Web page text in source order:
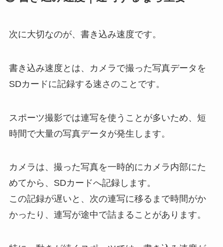
次に大切なのが、書き込み速度です。
書き込み速度とは、カメラで撮った写真データを
SDカードに記録する速さのことです。
スポーツ撮影では連写を使うことが多いため、短
時間で大量の写真データが発生します。
カメラは、撮った写真を一時的にカメラ内部にた
めてから、SDカードへ記録します。
この記録が遅いと、次の連写に移るまで時間がか
かったり、連写が途中で詰まることがあります。